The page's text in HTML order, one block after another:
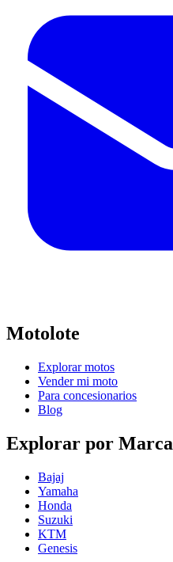
Motolote
Explorar motos
Vender mi moto
Para concesionarios
Blog
Explorar por Marca
Bajaj
Yamaha
Honda
Suzuki
KTM
Genesis